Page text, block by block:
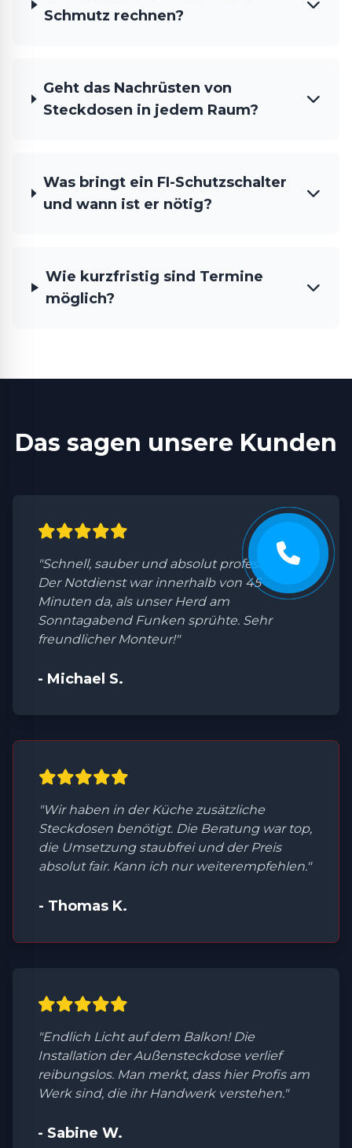
Schmutz rechnen?
Geht das Nachrüsten von
Steckdosen in jedem Raum?
Was bringt ein FI-Schutzschalter
und wann ist er nötig?
Wie kurzfristig sind Termine
möglich?
Das sagen unsere Kunden
"Schnell, sauber und absolut professionell.
Der Notdienst war innerhalb von 45
Minuten da, als unser Herd am
Sonntagabend Funken sprühte. Sehr
freundlicher Monteur!"
- Michael S.
"Wir haben in der Küche zusätzliche
Steckdosen benötigt. Die Beratung war top,
die Umsetzung staubfrei und der Preis
absolut fair. Kann ich nur weiterempfehlen."
- Thomas K.
"Endlich Licht auf dem Balkon! Die
Installation der Außensteckdose verlief
reibungslos. Man merkt, dass hier Profis am
Werk sind, die ihr Handwerk verstehen."
- Sabine W.